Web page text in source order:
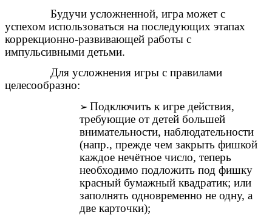
Будучи усложненной, игра может с
успехом использоваться на последующих этапах
коррекционно-развивающей работы с
импульсивными детьми.
Для усложнения игры с правилами
целесообразно:
Подключить к игре действия,
требующие от детей большей
внимательности, наблюдательности
(напр., прежде чем закрыть фишкой
каждое нечётное число, теперь
необходимо подложить под фишку
красный бумажный квадратик; или
заполнять одновременно не одну, а
две карточки);